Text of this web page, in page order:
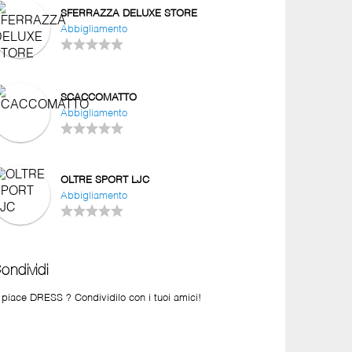
SFERRAZZA DELUXE STORE
Abbigliamento
SCACCOMATTO
Abbigliamento
OLTRE SPORT LJC
Abbigliamento
piace DRESS ? Condividilo con i tuoi amici!